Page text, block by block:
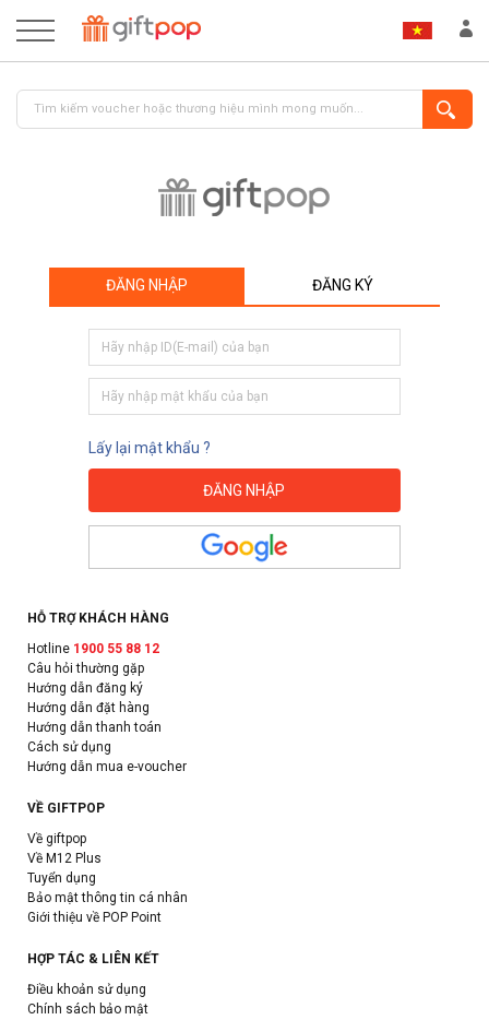
ĐĂNG NHẬP ĐĂNG KÝ
Lấy lại mật khẩu ?
HỖ TRỢ KHÁCH HÀNG
Hotline 1900 55 88 12
Câu hỏi thường gặp
Hướng dẫn đăng ký
Hướng dẫn đặt hàng
Hướng dẫn thanh toán
Cách sử dụng
Hướng dẫn mua e-voucher
VỀ GIFTPOP
Về giftpop
Về M12 Plus
Tuyển dụng
Bảo mật thông tin cá nhân
Giới thiệu về POP Point
HỢP TÁC & LIÊN KẾT
Điều khoản sử dụng
Chính sách bảo mật